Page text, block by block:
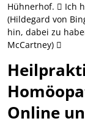
Hühnerhof.
Ich
(Hildegard von
hin, dabei zu
McCartney)
Online